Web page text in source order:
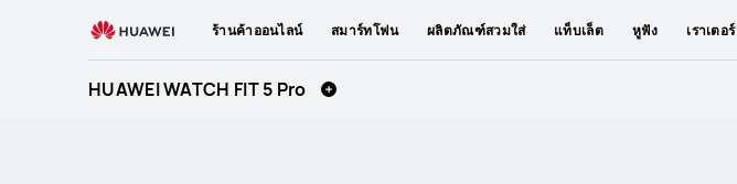
ร้านค้าออนไลน์ สมาร์ทโฟน ผลิตภัณฑ์สวมใส่ แท็บเล็ต หูฟัง เราเตอร์
HUAWEI WATCH FIT 5 Pro